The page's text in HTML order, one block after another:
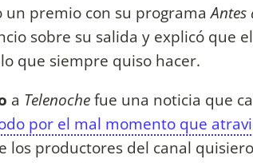
un premio con su programaAntes
sobre su salida y explicó que
que siempre quiso hacer.
a Telenochefue una noticia que
por el mal momento que
los productores del canal